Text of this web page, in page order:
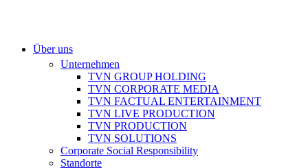
Über uns
Unternehmen
TVN GROUP HOLDING
TVN CORPORATE MEDIA
TVN FACTUAL ENTERTAINMENT
TVN LIVE PRODUCTION
TVN PRODUCTION
TVN SOLUTIONS
Corporate Social Responsibility
Standorte